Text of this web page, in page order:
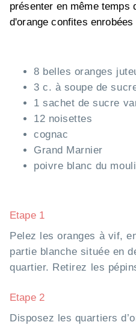
présenter en même temps
d'orange confites
8 belles oranges
3 c. à soupe de
1 sachet de sucre
12 noisettes
cognac
Grand Marnier
poivre blanc du
Etape 1
Pelez les oranges à vif,
partie blanche située en
quartier. Retirez les
Etape 2
Disposez les quartiers